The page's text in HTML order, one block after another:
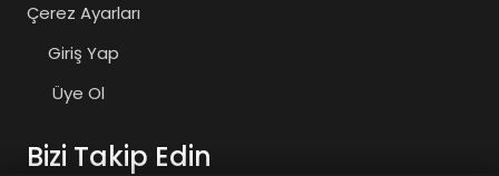
Çerez Ayarları
Giriş Yap
Üye Ol
Bizi Takip Edin